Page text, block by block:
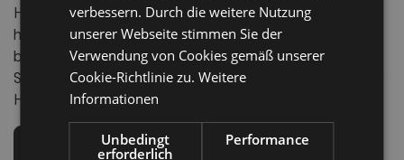
Hoch über dem Pustertal liegt das Hotel Solvie in
herrlicher Panoramalage – mit Blick auf die
beeindruckende Naturlandschaft, die dieses besondere
Spa-Hotel umgibt. Ein inspirierender Ort der Erholung im
Herzen ...
Mehr Infos Zur Website
verbessern. Durch die weitere Nutzung
unserer Webseite stimmen Sie der
Verwendung von Cookies gemäß unserer
Cookie-Richtlinie zu. Weitere
Informationen
Unbedingt
erforderlich
Performance